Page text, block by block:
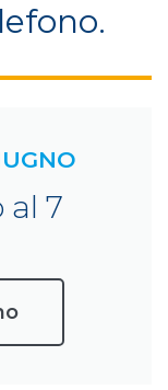
al 7